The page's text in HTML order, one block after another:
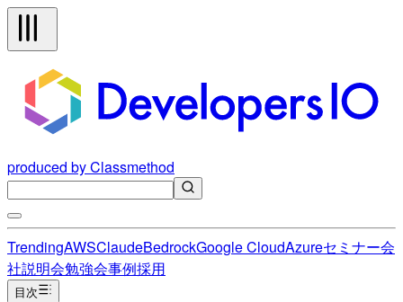
produced by Classmethod
TrendingAWSClaudeBedrockGoogle CloudAzureセミナー会
社説明会勉強会事例採用
目次